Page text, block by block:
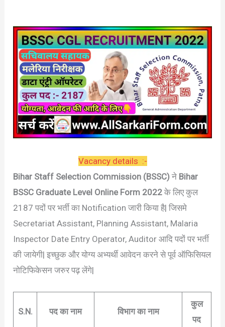
Vacancy details :-
Bihar Staff Selection Commission (BSSC) ने Bihar
BSSC Graduate Level Online Form 2022 के लिए कुल
2187 पदों पर भर्ती का Notification जारी किया है| जिसमे
Secretariat Assistant, Planning Assistant, Malaria
Inspector Date Entry Operator, Auditor आदि पदों पर भर्ती
की जायेगी| इच्छुक और योग्य अभ्यर्थी आवेदन करने से पूर्व ऑफिसियल
नोटिफिकेसन जरुर पढ़ लेंगे|
S.N. पद का नाम विभाग का नाम
कुल
पद